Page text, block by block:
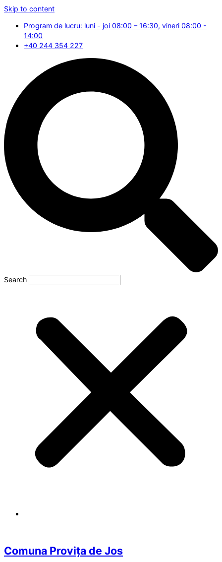
Skip to content
Program de lucru: luni - joi 08:00 – 16:30, vineri 08:00 -
14:00
+40 244 354 227
Search
Comuna Provița de Jos